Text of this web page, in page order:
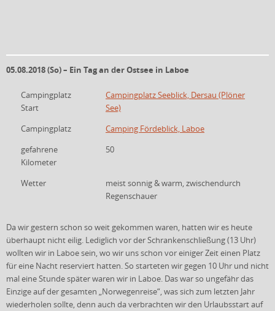
05.08.2018 (So) – Ein Tag an der Ostsee in Laboe
Campingplatz
Start
Campingplatz Seeblick, Dersau (Plöner
See)
Campingplatz
Camping Fördeblick, Laboe
gefahrene
Kilometer
50
Wetter
meist sonnig & warm, zwischendurch
Regenschauer
Da wir gestern schon so weit gekommen waren, hatten wir es heute
überhaupt nicht eilig. Lediglich vor der Schrankenschließung (13 Uhr)
wollten wir in Laboe sein, wo wir uns schon vor einiger Zeit einen Platz
für eine Nacht reserviert hatten. So starteten wir gegen 10 Uhr und nicht
mal eine Stunde später waren wir in Laboe. Das war so ungefähr das
Einzige auf der gesamten „Norwegenreise“, was sich zum letzten Jahr
wiederholen sollte, denn auch da verbrachten wir den Urlaubsstart auf